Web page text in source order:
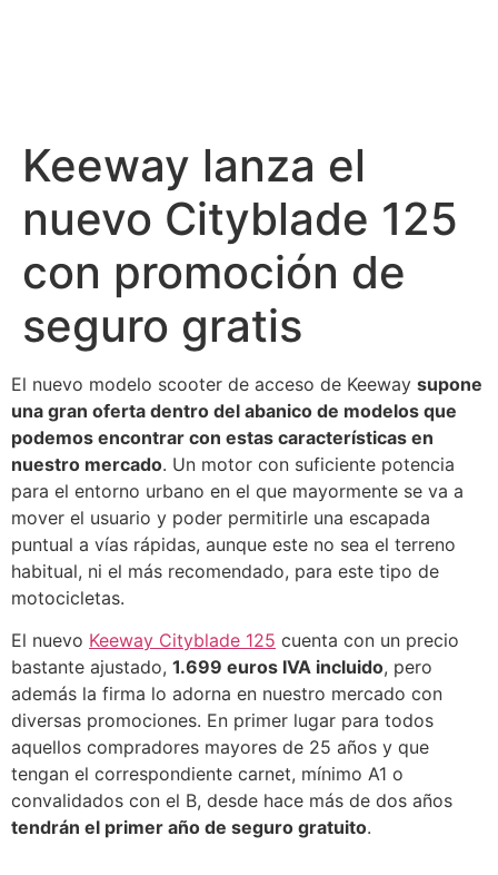
Keeway lanza el
nuevo Cityblade 125
con promoción de
seguro gratis
El nuevo modelo scooter de acceso de Keeway supone
una gran oferta dentro del abanico de modelos que
podemos encontrar con estas características en
nuestro mercado. Un motor con suficiente potencia
para el entorno urbano en el que mayormente se va a
mover el usuario y poder permitirle una escapada
puntual a vías rápidas, aunque este no sea el terreno
habitual, ni el más recomendado, para este tipo de
motocicletas.
El nuevo Keeway Cityblade 125 cuenta con un precio
bastante ajustado, 1.699 euros IVA incluido, pero
además la firma lo adorna en nuestro mercado con
diversas promociones. En primer lugar para todos
aquellos compradores mayores de 25 años y que
tengan el correspondiente carnet, mínimo A1 o
convalidados con el B, desde hace más de dos años
tendrán el primer año de seguro gratuito.